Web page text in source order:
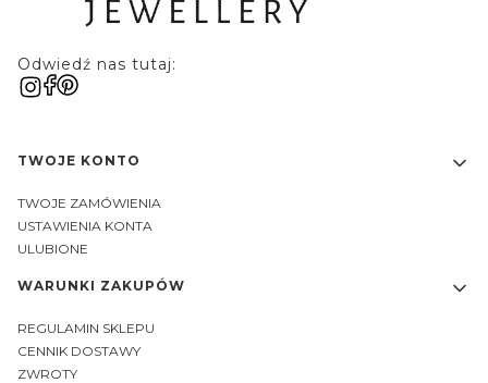
Odwiedź nas tutaj:
Linki w stopce
TWOJE KONTO
TWOJE ZAMÓWIENIA
USTAWIENIA KONTA
ULUBIONE
WARUNKI ZAKUPÓW
REGULAMIN SKLEPU
CENNIK DOSTAWY
ZWROTY